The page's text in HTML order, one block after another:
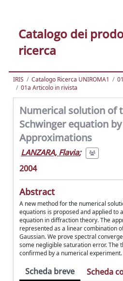
Catalogo dei
ricerca
IRIS Catalogo Ricerca UNIROMA1
01a Articolo in rivista
Numerical solution of
Schwinger equation
Approximations
LANZARA, Flavia;
2004
Abstract
A new method for the numerical
equations is proposed and applied to
equation in diffraction theory. The
represented as a linear combination
Gaussian. We prove spectral
some negligible saturation error. The
confirmed by a numerical experiment.
Scheda breve Scheda